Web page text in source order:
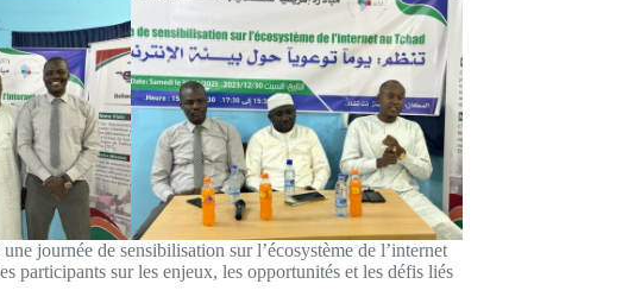
journée de sensibilisation sur l’écosystème de l’internet
participants sur les enjeux, les opportunités et les défis liés